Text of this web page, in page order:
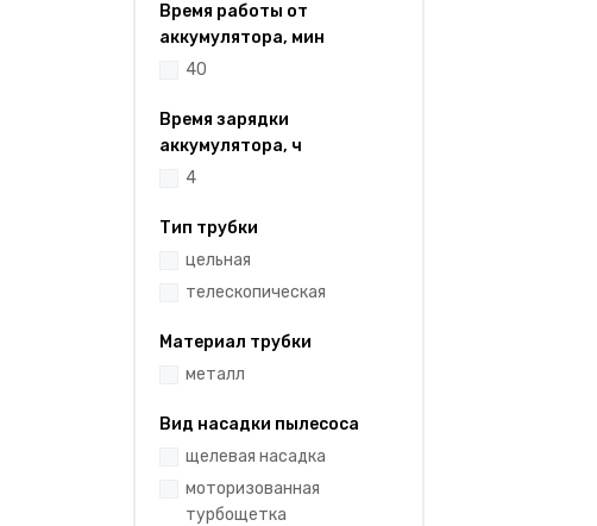
Время работы от
аккумулятора, мин
40
Время зарядки
аккумулятора, ч
4
Тип трубки
цельная
телескопическая
Материал трубки
металл
Вид насадки пылесоса
щелевая насадка
моторизованная
турбощетка